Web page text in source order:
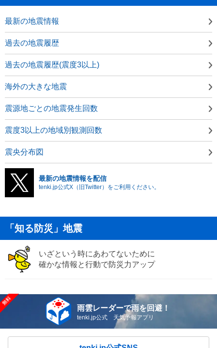
最新の地震情報
過去の地震履歴
過去の地震履歴(震度3以上)
海外の大きな地震
震源地ごとの地震発生回数
震度3以上の地域別観測回数
震央分布図
最新の地震情報を配信
tenki.jp公式X（旧Twitter）をご利用ください。
「知る防災」地震
いざという時にあわてないために
確かな情報と行動で防災力アップ
雨雲レーダーで雨を回避！
tenki.jp公式 天気予報アプリ